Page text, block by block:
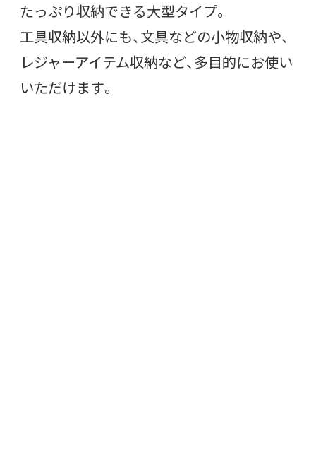
たっぷり収納できる大型タイプ。
工具収納以外にも、文具などの小物収納や、
レジャーアイテム収納など、多目的にお使い
いただけます。